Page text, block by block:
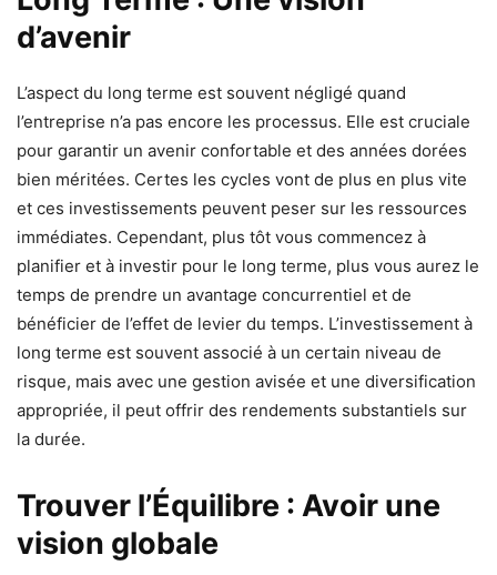
d’avenir
L’aspect du long terme est souvent négligé quand
l’entreprise n’a pas encore les processus. Elle est cruciale
pour garantir un avenir confortable et des années dorées
bien méritées. Certes les cycles vont de plus en plus vite
et ces investissements peuvent peser sur les ressources
immédiates. Cependant, plus tôt vous commencez à
planifier et à investir pour le long terme, plus vous aurez le
temps de prendre un avantage concurrentiel et de
bénéficier de l’effet de levier du temps. L’investissement à
long terme est souvent associé à un certain niveau de
risque, mais avec une gestion avisée et une diversification
appropriée, il peut offrir des rendements substantiels sur
la durée.
Trouver l’Équilibre : Avoir une
vision globale